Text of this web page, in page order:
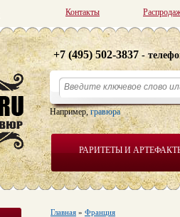
Контакты
РАРИТЕТЫ И
+7 (495) 502-3837 -
Например,гравюра
Главная » Франция